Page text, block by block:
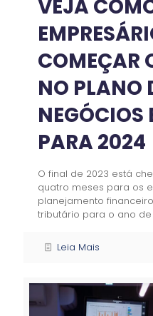
VEJA
COMEÇAR
NO PLANO
NEGÓCIOS
PARA 2024
O final de 2023 está
quatro meses para os
planejamento
tributário para o ano de
Leia Mais